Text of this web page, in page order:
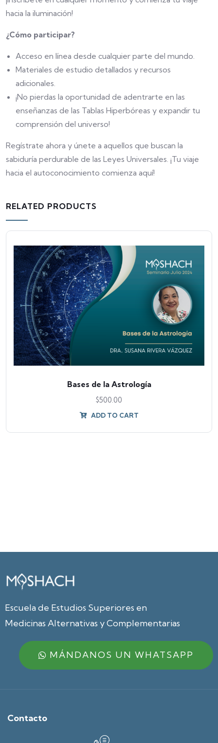
hacia la iluminación!
¿Cómo participar?
Acceso en línea desde cualquier parte del mundo.
Materiales de estudio detallados y recursos
adicionales.
¡No pierdas la oportunidad de adentrarte en las
enseñanzas de las Tablas Hiperbóreas y expandir tu
comprensión del universo!
Regístrate ahora y únete a aquellos que buscan la
sabiduría perdurable de las Leyes Universales. ¡Tu viaje
hacia el autoconocimiento comienza aquí!
RELATED PRODUCTS
Bases de la Astrología
$500.00
ADD TO CART
Escuela de Estudios Superiores en
Medicinas Alternativas y Complementarias
MÁNDANOS UN WHATSAPP
Contacto